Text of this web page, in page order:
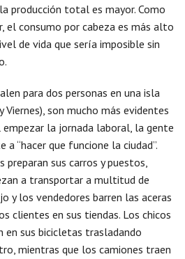
producción total es mayor. Como
el consumo por cabeza es más alto
de vida que sería imposible sin
para dos personas en una isla
son mucho más evidentes
empezar la jornada laboral, la gente
“hacer que funcione la ciudad”.
preparan sus carros y puestos,
a transportar a multitud de
y los vendedores barren las aceras
clientes en sus tiendas. Los chicos
en sus bicicletas trasladando
mientras que los camiones traen